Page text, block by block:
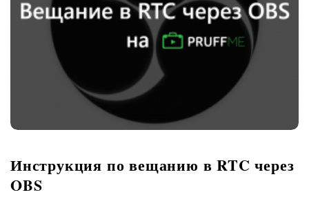
Инструкция по вещанию в RTC через
OBS